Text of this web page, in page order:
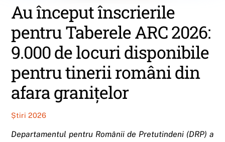
Au început înscrierile
pentru Taberele ARC 2026:
9.000 de locuri disponibile
pentru tinerii români din
afara granițelor
Știri 2026
Departamentul pentru Românii de Pretutindeni (DRP) a